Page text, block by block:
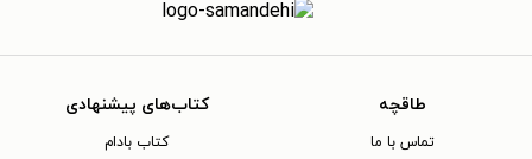
طاقچه
تماس با ما
کتاب‌های پیشنهادی
کتاب بادام